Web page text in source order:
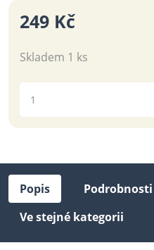
249 Kč
Skladem 1 ks
Popis
Podrobnosti
Ve stejné kategorii